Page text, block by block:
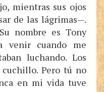
mientras sus ojos
de las lágrimas—.
nombre es Tony
venir cuando me
luchando. Los
Pero tú no
en mi vida tuve